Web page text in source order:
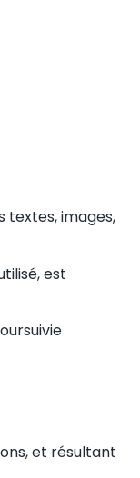
textes, images,
est
et résultant